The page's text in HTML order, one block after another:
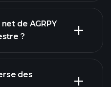
bénéfices de
de AGRPY
?
des